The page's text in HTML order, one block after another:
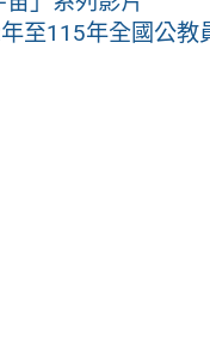
至115年全國公教